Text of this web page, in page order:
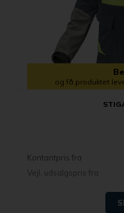
og få produktet
Kontantpris fra
Vejl. udsalgspris fra